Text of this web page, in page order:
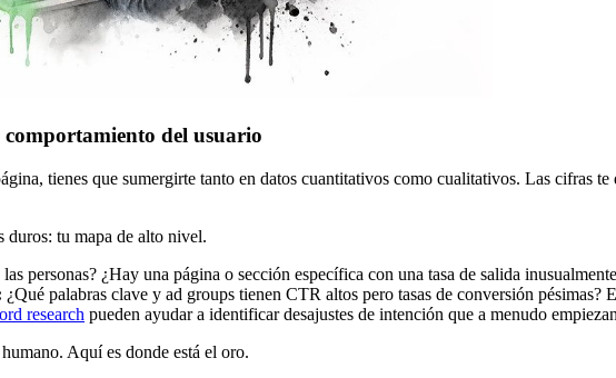
del usuario
tienes que sumergirte tanto en datos cuantitativos como cualitativos. Las cifras te
duros: tu mapa de alto nivel.
las personas? ¿Hay una página o sección específica con una tasa de salida
¿Qué palabras clave y ad groups tienen CTR altos pero tasas de conversión
research pueden ayudar a identificar desajustes de intención que a menudo
Aquí es donde está el oro.